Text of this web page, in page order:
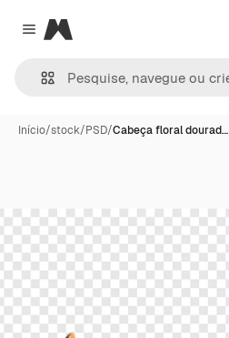
Close menu
Magnific
Início/stock/PSD/Cabeça floral dourad…